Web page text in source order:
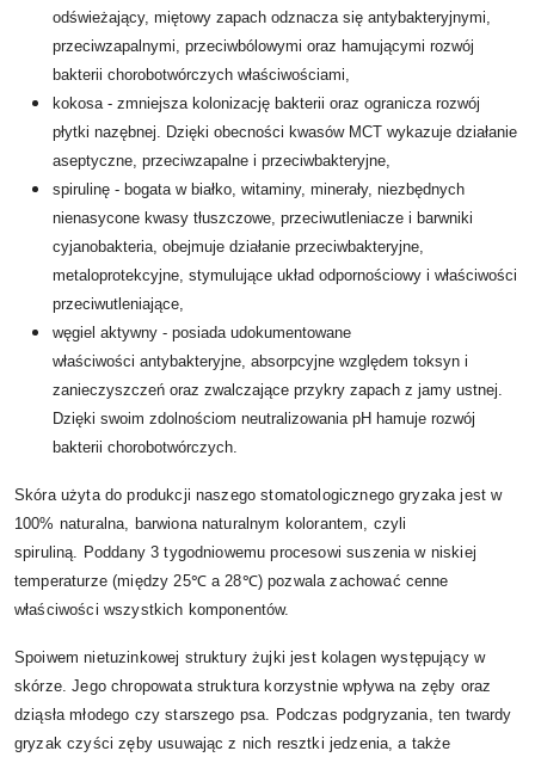
odświeżający, miętowy zapach odznacza się antybakteryjnymi,
przeciwzapalnymi, przeciwbólowymi oraz hamującymi rozwój
bakterii chorobotwórczych właściwościami,
kokosa - zmniejsza kolonizację bakterii oraz ogranicza rozwój
płytki nazębnej. Dzięki obecności kwasów MCT wykazuje działanie
aseptyczne, przeciwzapalne i przeciwbakteryjne,
spirulinę - bogata w białko, witaminy, minerały, niezbędnych
nienasycone kwasy tłuszczowe, przeciwutleniacze i barwniki
cyjanobakteria, obejmuje działanie przeciwbakteryjne,
metaloprotekcyjne, stymulujące układ odpornościowy i właściwości
przeciwutleniające,
węgiel aktywny - posiada udokumentowane
właściwości antybakteryjne, absorpcyjne względem toksyn i
zanieczyszczeń oraz zwalczające przykry zapach z jamy ustnej.
Dzięki swoim zdolnościom neutralizowania pH hamuje rozwój
bakterii chorobotwórczych.
Skóra użyta do produkcji naszego stomatologicznego gryzaka jest w
100% naturalna, barwiona naturalnym kolorantem, czyli
spiruliną. Poddany 3 tygodniowemu procesowi suszenia w niskiej
temperaturze (między 25℃ a 28℃) pozwala zachować cenne
właściwości wszystkich komponentów.
Spoiwem nietuzinkowej struktury żujki jest kolagen występujący w
skórze. Jego chropowata struktura korzystnie wpływa na zęby oraz
dziąsła młodego czy starszego psa. Podczas podgryzania, ten twardy
gryzak czyści zęby usuwając z nich resztki jedzenia, a także